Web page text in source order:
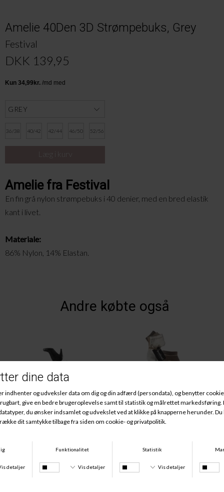
Amelie 40Den 3D Strømpebuks, Grey
Festival
DKK 139,95
36/38 40/42 42/44 46/50 52/56
Amelie fra Festival
En fin grå nylon strømpebuks i 40 denier, med en bred elastik
kant i livet.
Materiale:
86% Nylon, 14% Elastan.
Andre købte også
Tights Square 70Den, Black
DKK 199,95
DKK 120,00